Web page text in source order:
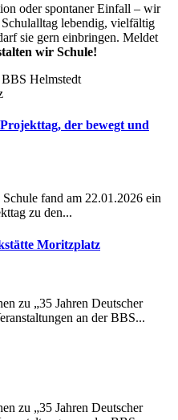
oder spontaner Einfall – wir
lebendig, vielfältig
sie gern einbringen. Meldet
wir Schule!
Helmstedt
der bewegt und
fand am 22.01.2026 ein
zu den...
Moritzplatz
zu „35 Jahren Deutscher
an der BBS...
zu „35 Jahren Deutscher